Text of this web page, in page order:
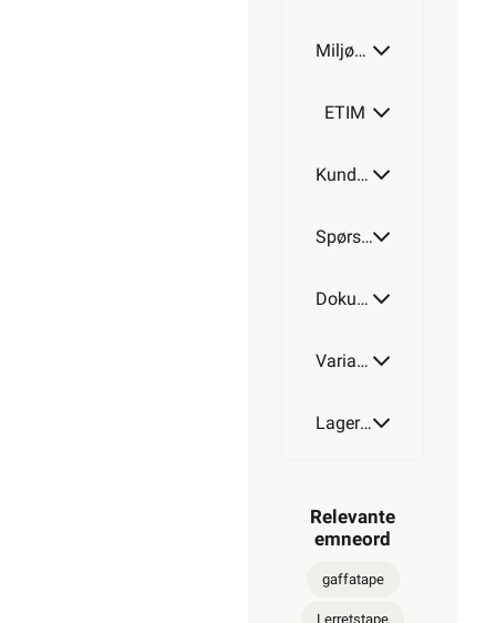
Miljøparametere
ETIM
Kundeomtale
Spørsmål og svar
Dokumentasjon
Varianter av artikkel
Lagerstatus
Relevante
emneord
gaffatape
Lerretstape